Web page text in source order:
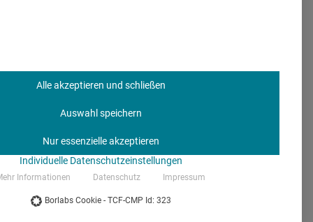
Alle akzeptieren und schließen
Auswahl speichern
Nur essenzielle akzeptieren
Individuelle Datenschutzeinstellungen
Informationen Datenschutz Impressum
Borlabs Cookie - TCF-CMP Id: 323